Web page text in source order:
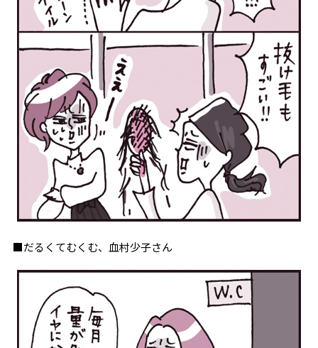
■だるくてむくむ、血村少子さん